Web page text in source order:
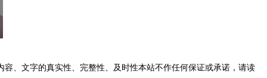
、文字的真实性、完整性、及时性本站不作任何保证或承诺，请读